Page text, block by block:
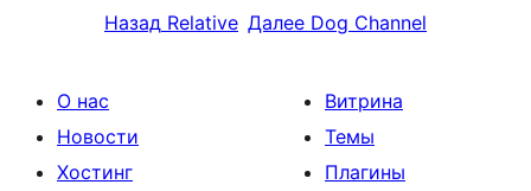
Назад Relative Далее Dog Channel
О нас
Новости
Хостинг
Витрина
Темы
Плагины